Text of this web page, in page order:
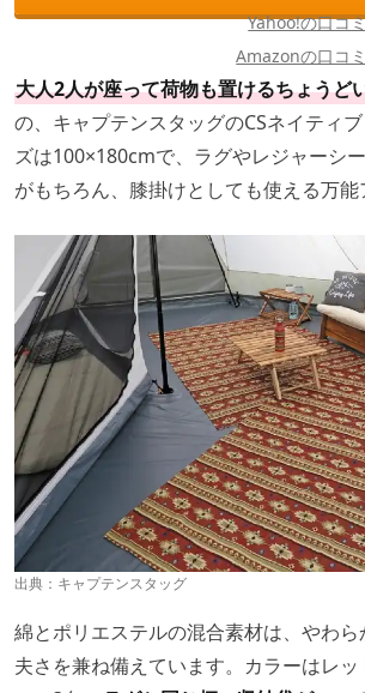
大人2人が座って荷物も置けるちょうど
の、キャプテンスタッグのCSネイティ
ズは100×180cmで、ラグやレジャーシ
がもちろん、膝掛けとしても使える万能
出典： キャプテンスタッグ
綿とポリエステルの混合素材は、やわ
夫さを兼ね備えています。カラーはレ
Yahoo!の口コ
Amazonの口コ